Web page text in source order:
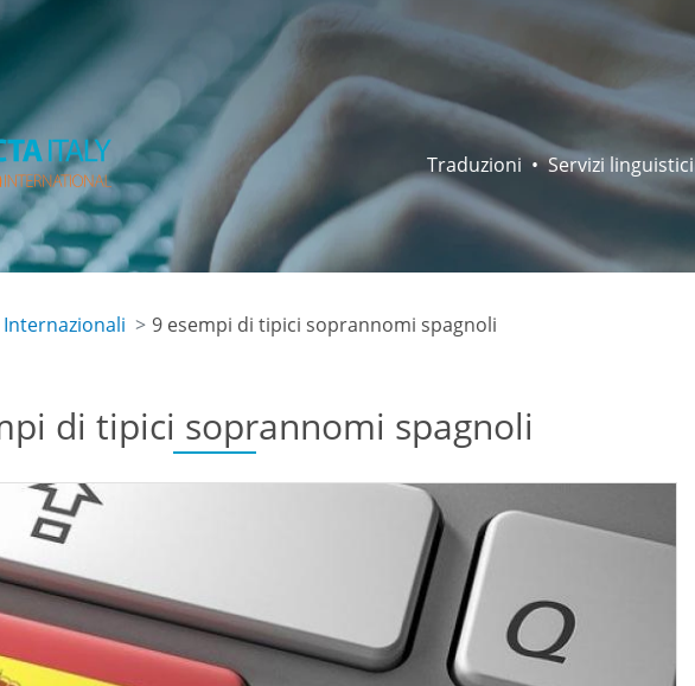
Traduzioni Servizi linguistici
9 esempi di tipici soprannomi spagnoli
di tipici soprannomi spagnoli